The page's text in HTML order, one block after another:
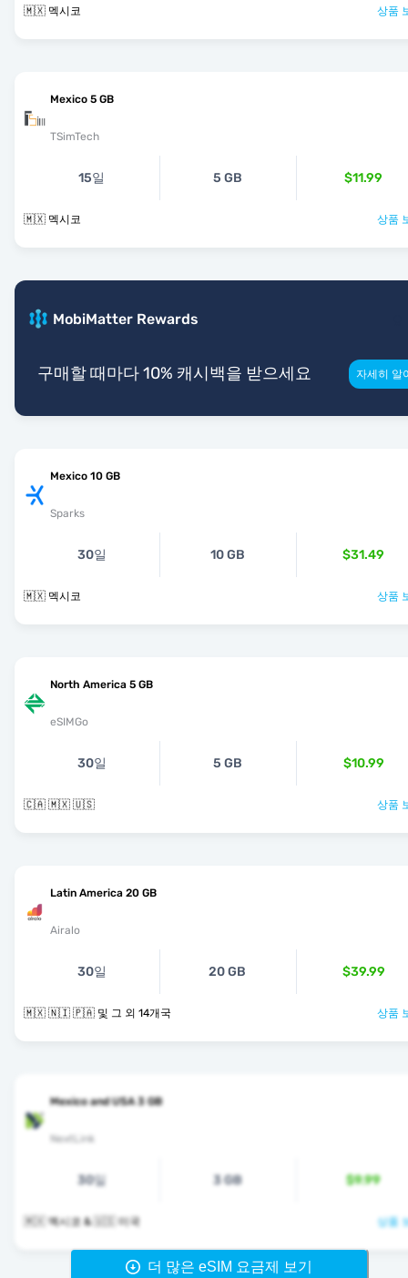
🇲🇽 멕시코 상품
Mexico 5 GB
TSimTech
15일 5 GB $11.99
🇲🇽 멕시코 상품
MobiMatter Rewards
구매할 때마다 10% 캐시백을 받으세요 자세히 알
Mexico 10 GB
Sparks
30일 10 GB $31.49
🇲🇽 멕시코 상품
North America 5 GB
eSIMGo
30일 5 GB $10.99
🇨🇦 🇲🇽 🇺🇸 상품
Latin America 20 GB
Airalo
30일 20 GB $39.99
🇲🇽 🇳🇮 🇵🇦 및 그 외 14개국 상품
Mexico and USA 3 GB
NextLink
30일 3 GB $9.99
🇲🇽 멕시코 & 🇺🇸 미국 상품
더 많은 eSIM 요금제 보기